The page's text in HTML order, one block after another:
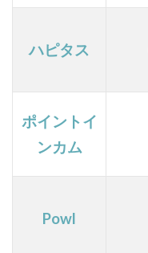
トイ
から
まで
たく
ハピタス
ポイントイ
ンカム
Powl